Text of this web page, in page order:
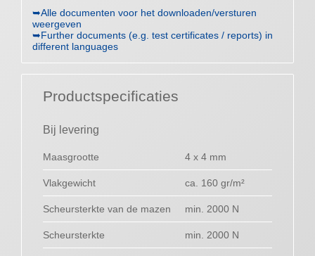
➥Alle documenten voor het downloaden/versturen
weergeven
➥Further documents (e.g. test certificates / reports) in
different languages
Productspecificaties
Bij levering
Maasgrootte 4 x 4 mm
Vlakgewicht ca. 160 gr/m²
Scheursterkte van de mazen min. 2000 N
Scheursterkte min. 2000 N